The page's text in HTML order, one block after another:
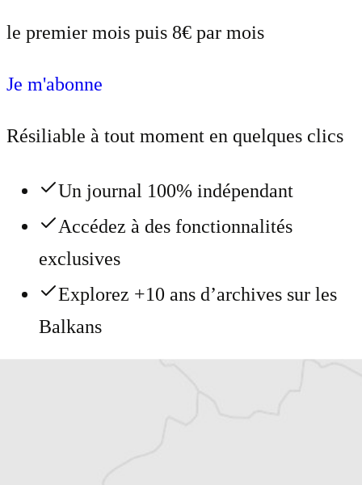
le premier mois puis 8€ par mois
Je m'abonne
Résiliable à tout moment en quelques clics
Un journal 100% indépendant
Accédez à des fonctionnalités
exclusives
Explorez +10 ans d’archives sur les
Balkans